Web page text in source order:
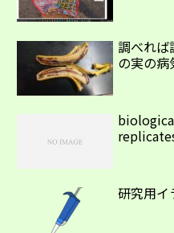
調べれば
の実の病
研究用イ